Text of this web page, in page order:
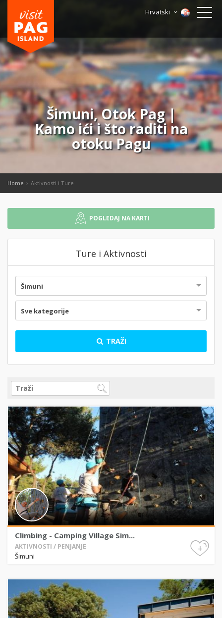
Hrvatski
Šimuni, Otok Pag |
Kamo ići i što raditi na
otoku Pagu
Home Aktivnosti i Ture
POGLEDAJ NA KARTI
Ture i Aktivnosti
Šimuni
Sve kategorije
TRAŽI
Climbing - Camping Village Sim...
AKTIVNOSTI / PENJANJE
Šimuni
+